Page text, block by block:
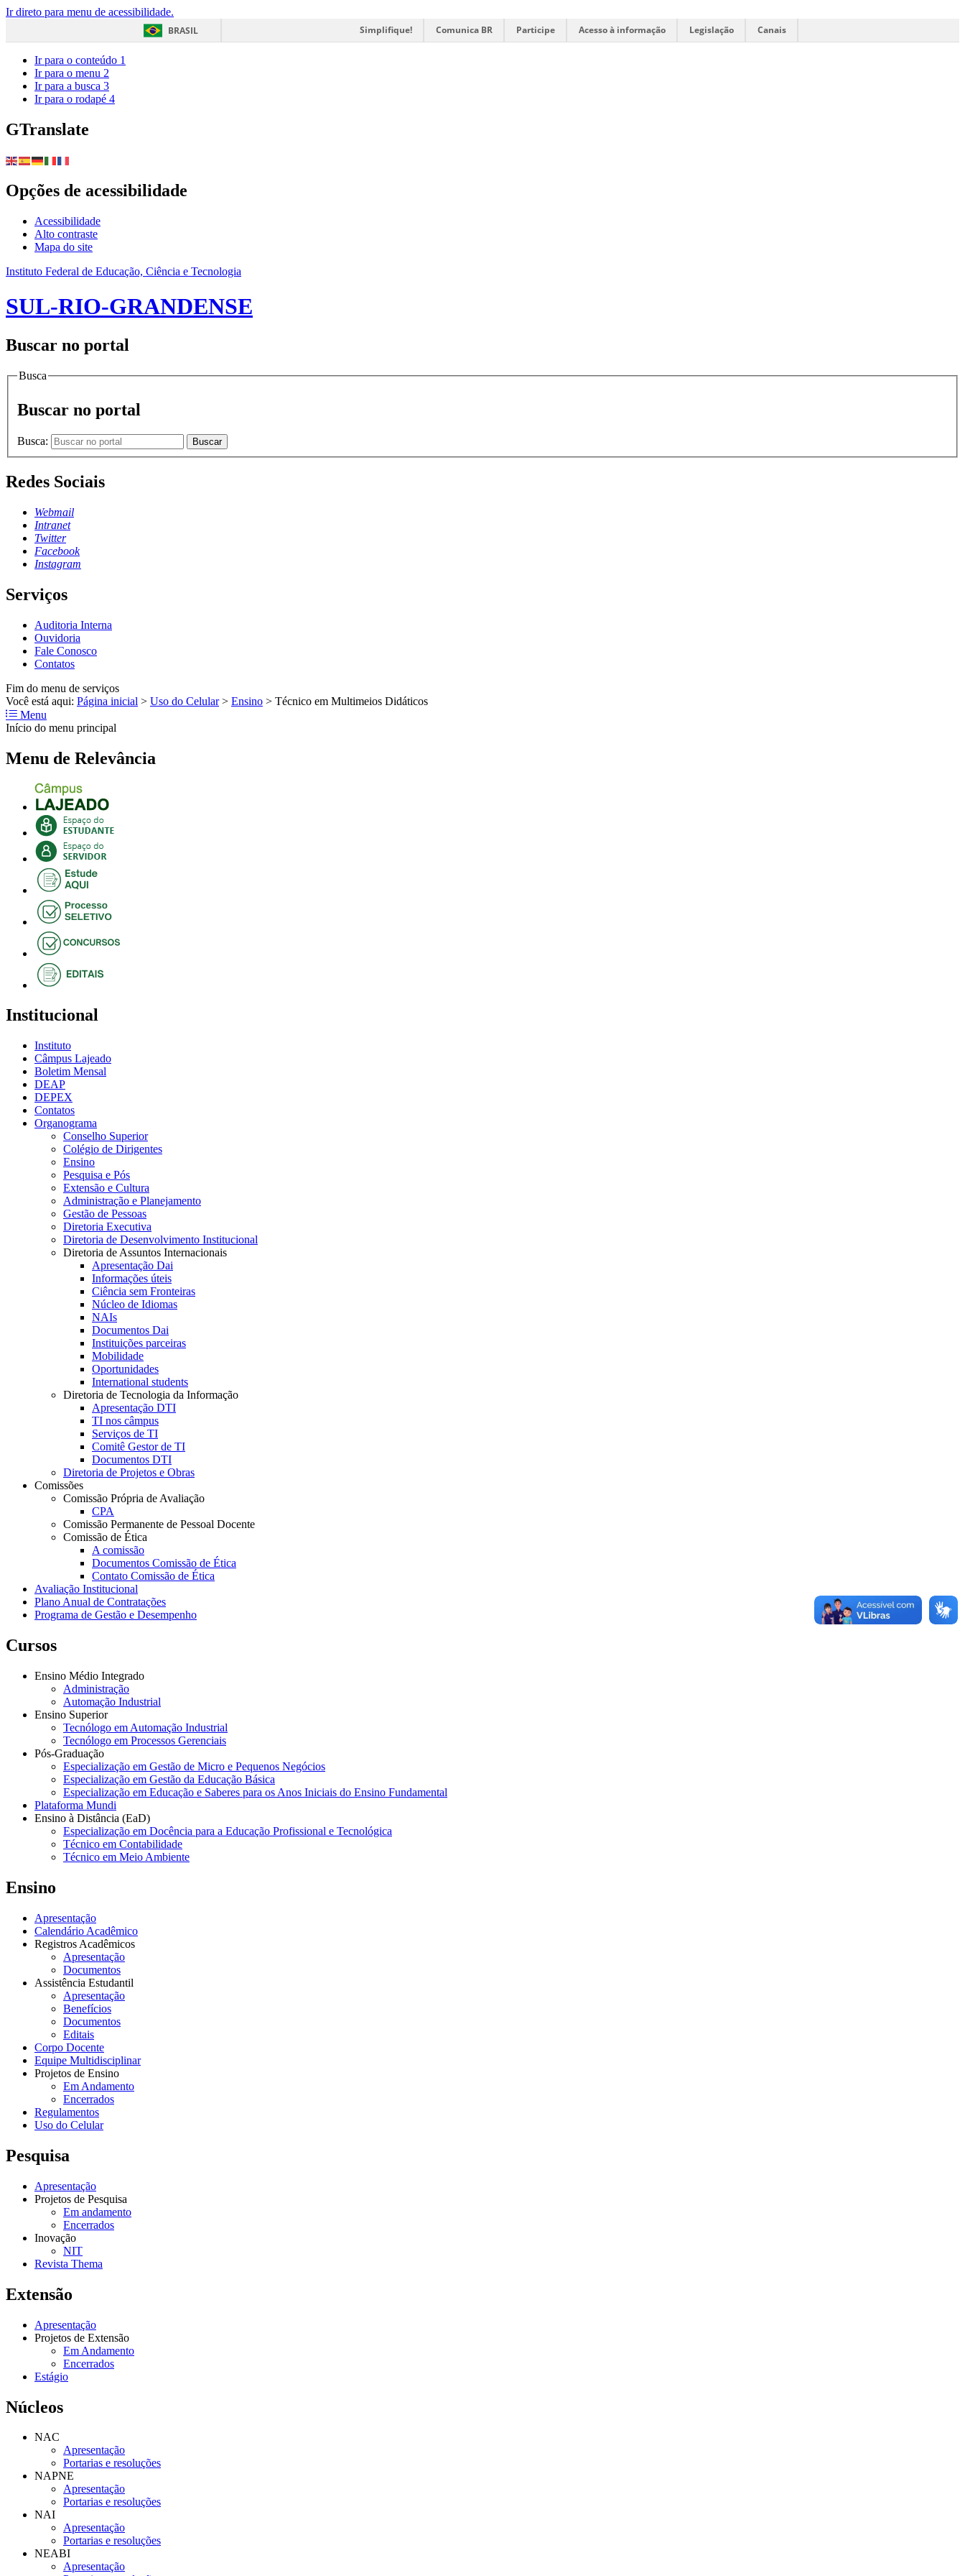
Ir direto para menu de acessibilidade.
BRASIL
Simplifique! Comunica BR Participe Acesso à informação Legislação Canais
Ir para o conteúdo 1
Ir para o menu 2
Ir para a busca 3
Ir para o rodapé 4
GTranslate
Opções de acessibilidade
Acessibilidade
Alto contraste
Mapa do site
Instituto Federal de Educação, Ciência e Tecnologia
SUL-RIO-GRANDENSE
Buscar no portal
Busca
Buscar no portal
Busca: Buscar
Redes Sociais
Webmail
Intranet
Twitter
Facebook
Instagram
Serviços
Auditoria Interna
Ouvidoria
Fale Conosco
Contatos
Fim do menu de serviços
Você está aqui: Página inicial > Uso do Celular > Ensino > Técnico em Multimeios Didáticos
Menu
Início do menu principal
Menu de Relevância
Institucional
Instituto
Câmpus Lajeado
Boletim Mensal
DEAP
DEPEX
Contatos
Organograma
Conselho Superior
Colégio de Dirigentes
Ensino
Pesquisa e Pós
Extensão e Cultura
Administração e Planejamento
Gestão de Pessoas
Diretoria Executiva
Diretoria de Desenvolvimento Institucional
Diretoria de Assuntos Internacionais
Apresentação Dai
Informações úteis
Ciência sem Fronteiras
Núcleo de Idiomas
NAIs
Documentos Dai
Instituições parceiras
Mobilidade
Oportunidades
International students
Diretoria de Tecnologia da Informação
Apresentação DTI
TI nos câmpus
Serviços de TI
Comitê Gestor de TI
Documentos DTI
Diretoria de Projetos e Obras
Comissões
Comissão Própria de Avaliação
CPA
Comissão Permanente de Pessoal Docente
Comissão de Ética
A comissão
Documentos Comissão de Ética
Contato Comissão de Ética
Avaliação Institucional
Plano Anual de Contratações
Programa de Gestão e Desempenho
Cursos
Ensino Médio Integrado
Administração
Automação Industrial
Ensino Superior
Tecnólogo em Automação Industrial
Tecnólogo em Processos Gerenciais
Pós-Graduação
Especialização em Gestão de Micro e Pequenos Negócios
Especialização em Gestão da Educação Básica
Especialização em Educação e Saberes para os Anos Iniciais do Ensino Fundamental
Plataforma Mundi
Ensino à Distância (EaD)
Especialização em Docência para a Educação Profissional e Tecnológica
Técnico em Contabilidade
Técnico em Meio Ambiente
Ensino
Apresentação
Calendário Acadêmico
Registros Acadêmicos
Apresentação
Documentos
Assistência Estudantil
Apresentação
Benefícios
Documentos
Editais
Corpo Docente
Equipe Multidisciplinar
Projetos de Ensino
Em Andamento
Encerrados
Regulamentos
Uso do Celular
Pesquisa
Apresentação
Projetos de Pesquisa
Em andamento
Encerrados
Inovação
NIT
Revista Thema
Extensão
Apresentação
Projetos de Extensão
Em Andamento
Encerrados
Estágio
Núcleos
NAC
Apresentação
Portarias e resoluções
NAPNE
Apresentação
Portarias e resoluções
NAI
Apresentação
Portarias e resoluções
NEABI
Apresentação